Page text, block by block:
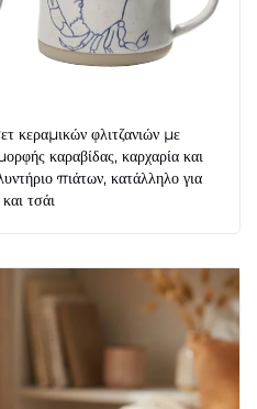
κεραμικών φλιτζανιών με
καραβίδας, καρχαρία και
πιάτων, κατάλληλο για
τσάι